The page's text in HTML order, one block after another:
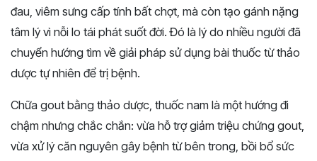
đau, viêm sưng cấp tính bất chợt, mà còn tạo gánh nặng
tâm lý vì nỗi lo tái phát suốt đời. Đó là lý do nhiều người đã
chuyển hướng tìm về giải pháp sử dụng bài thuốc từ thảo
dược tự nhiên để trị bệnh.
Chữa gout bằng thảo dược, thuốc nam là một hướng đi
chậm nhưng chắc chắn: vừa hỗ trợ giảm triệu chứng gout,
vừa xử lý căn nguyên gây bệnh từ bên trong, bồi bổ sức